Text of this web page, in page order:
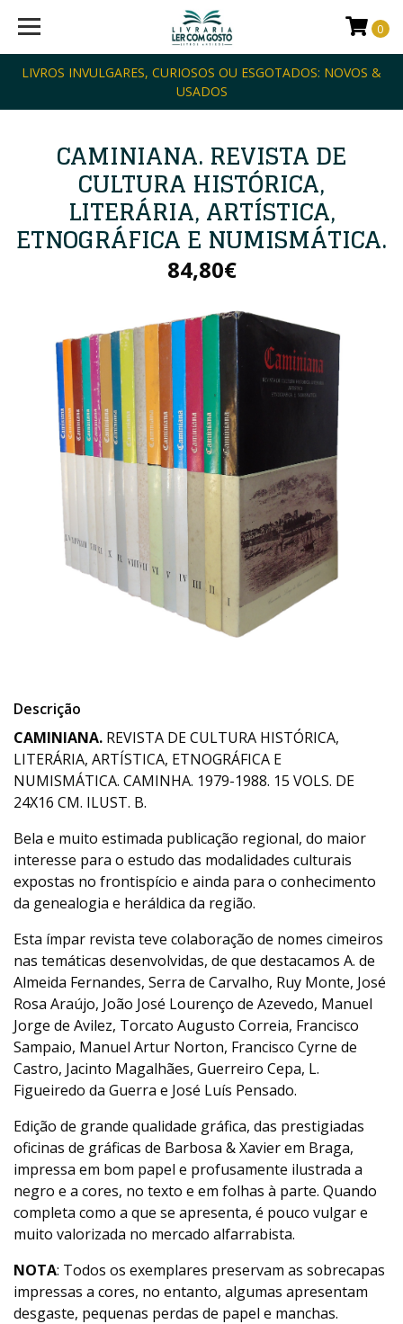
LIVROS INVULGARES, CURIOSOS OU ESGOTADOS: NOVOS &
USADOS
0
CAMINIANA. REVISTA DE
CULTURA HISTÓRICA,
LITERÁRIA, ARTÍSTICA,
ETNOGRÁFICA E NUMISMÁTICA.
84,80€
Descrição
CAMINIANA. REVISTA DE CULTURA HISTÓRICA,
LITERÁRIA, ARTÍSTICA, ETNOGRÁFICA E
NUMISMÁTICA. CAMINHA. 1979-1988. 15 VOLS. DE
24X16 CM. ILUST. B.
Bela e muito estimada publicação regional, do maior
interesse para o estudo das modalidades culturais
expostas no frontispício e ainda para o conhecimento
da genealogia e heráldica da região.
Esta ímpar revista teve colaboração de nomes cimeiros
nas temáticas desenvolvidas, de que destacamos A. de
Almeida Fernandes, Serra de Carvalho, Ruy Monte, José
Rosa Araújo, João José Lourenço de Azevedo, Manuel
Jorge de Avilez, Torcato Augusto Correia, Francisco
Sampaio, Manuel Artur Norton, Francisco Cyrne de
Castro, Jacinto Magalhães, Guerreiro Cepa, L.
Figueiredo da Guerra e José Luís Pensado.
Edição de grande qualidade gráfica, das prestigiadas
oficinas de gráficas de Barbosa & Xavier em Braga,
impressa em bom papel e profusamente ilustrada a
negro e a cores, no texto e em folhas à parte. Quando
completa como a que se apresenta, é pouco vulgar e
muito valorizada no mercado alfarrabista.
NOTA: Todos os exemplares preservam as sobrecapas
impressas a cores, no entanto, algumas apresentam
desgaste, pequenas perdas de papel e manchas.